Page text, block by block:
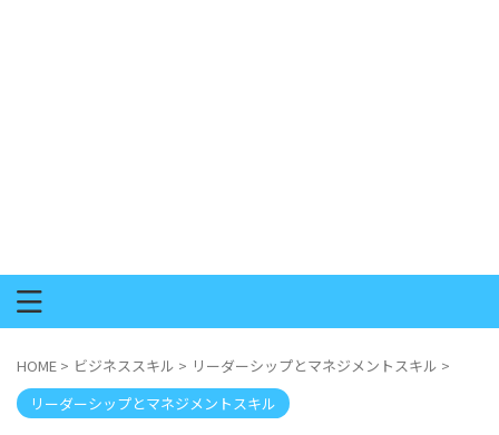
HOME > ビジネススキル > リーダーシップとマネジメントスキル >
リーダーシップとマネジメントスキル